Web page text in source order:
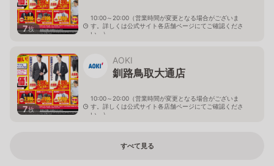
7枚
10:00～20:00（営業時間が変更となる場合がございま
す。詳しくは公式サイト各店舗ページにてご確認くださ
い。）
7枚
AOKI
釧路鳥取大通店
10:00～20:00（営業時間が変更となる場合がございま
す。詳しくは公式サイト各店舗ページにてご確認くださ
い。）
すべて見る